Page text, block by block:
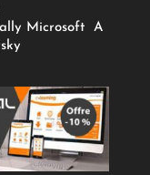
Microsoft
A